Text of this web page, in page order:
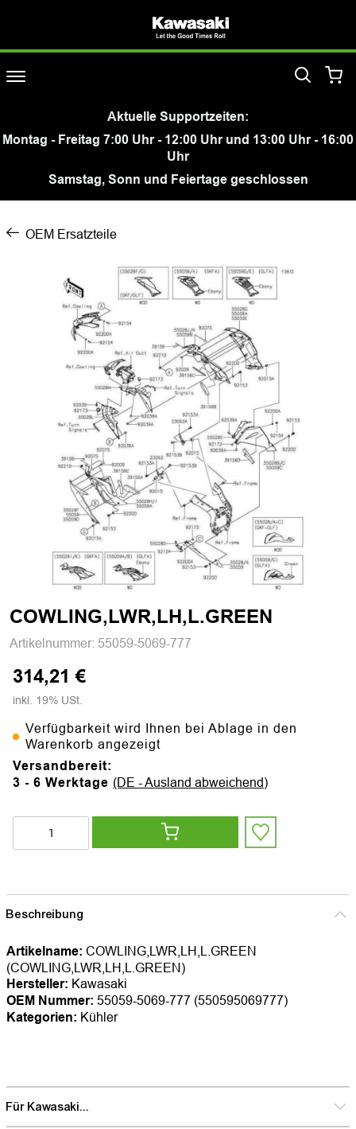
Aktuelle Supportzeiten:
Montag - Freitag 7:00 Uhr - 12:00 Uhr und 13:00 Uhr - 16:00
Uhr
Samstag, Sonn und Feiertage geschlossen
OEM Ersatzteile
COWLING,LWR,LH,L.GREEN
Artikelnummer: 55059-5069-777
314,21 €
inkl. 19% USt.
Verfügbarkeit wird Ihnen bei Ablage in den
Warenkorb angezeigt
Versandbereit:
3 - 6 Werktage (DE - Ausland abweichend)
Beschreibung
Artikelname: COWLING,LWR,LH,L.GREEN
(COWLING,LWR,LH,L.GREEN)
Hersteller: Kawasaki
OEM Nummer: 55059-5069-777 (550595069777)
Kategorien: Kühler
Für Kawasaki...